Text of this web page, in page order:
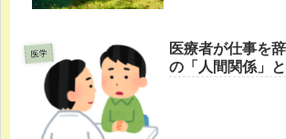
医学
医療者が仕事を
の「人間関係」